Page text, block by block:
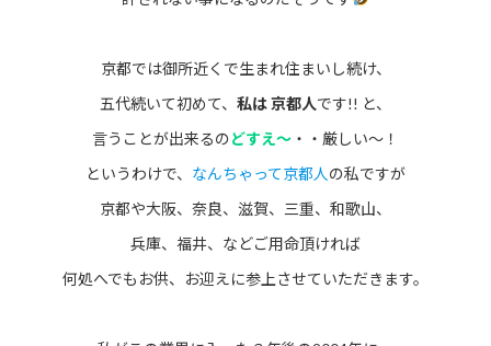
京都では御所近くで生まれ住まいし続け、
五代続いて初めて、 私は 京都人です!! と、
言うことが出来るのどすえ～ ・・厳しい～！
というわけで、 なんちゃって京都人 の私ですが
京都や大阪、奈良、滋賀、三重、和歌山、
兵庫、福井、などご用命頂ければ
何処へでもお供、お迎えに参上させていただきます。